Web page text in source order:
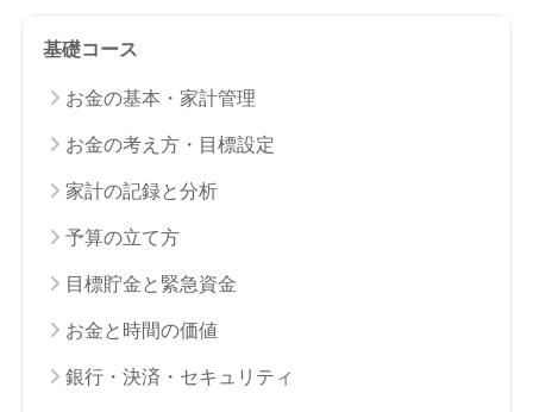
基礎コース
お金の基本・家計管理
お金の考え方・目標設定
家計の記録と分析
予算の立て方
目標貯金と緊急資金
お金と時間の価値
銀行・決済・セキュリティ